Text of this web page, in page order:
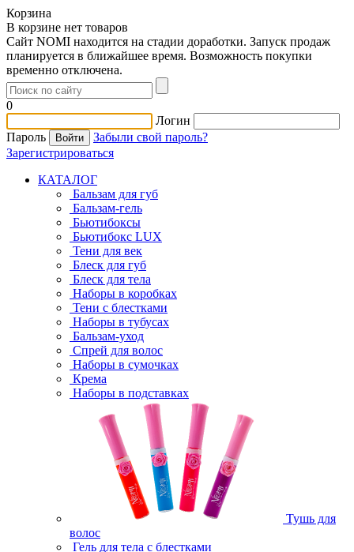
Корзина
В корзине нет товаров
Сайт NOMI находится на стадии доработки. Запуск продаж
планируется в ближайшее время. Возможность покупки
временно отключена.
0
Логин
Пароль
Забыли свой пароль?
Зарегистрироваться
КАТАЛОГ
Бальзам для губ
Бальзам-гель
Бьютибоксы
Бьютибокс LUX
Тени для век
Блеск для губ
Блеск для тела
Наборы в коробках
Тени с блестками
Наборы в тубусах
Бальзам-уход
Спрей для волос
Наборы в сумочках
Крема
Наборы в подставках
Тушь для
волос
Гель для тела с блестками